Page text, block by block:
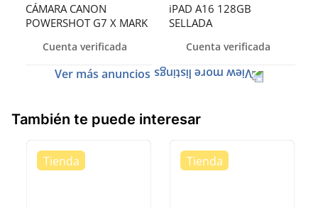
CÁMARA CANON
POWERSHOT G7 X MARK
Cuenta verificada
iPAD A16 128GB
SELLADA
Cuenta verificada
Ver más anuncios
También te puede interesar